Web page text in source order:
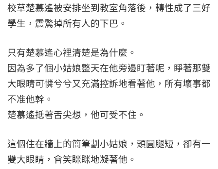
校草楚慕遙被安排坐到教室角落後，轉性成了三好
學生，震驚掉所有人的下巴。
只有楚慕遙心裡清楚是為什麼。
因為多了個小姑娘整天在他旁邊盯著呢，睜著那雙
大眼睛可憐兮兮又充滿控訴地看著他，所有壞事都
不准他幹。
楚慕遙抵著舌尖想，他可受不住。
這個住在牆上的簡筆劃小姑娘，頭圓腿短，卻有一
雙大眼睛，會笑眯眯地凝著他。